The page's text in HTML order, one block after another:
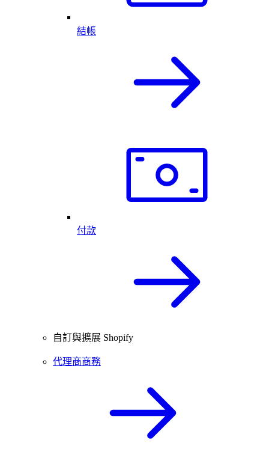
結帳
付款
自訂與擴展 Shopify
代理商商務